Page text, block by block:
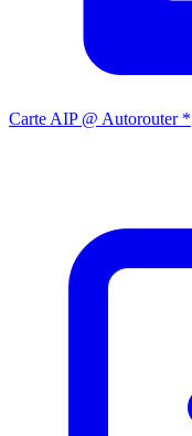
Carte AIP @ Autorouter *